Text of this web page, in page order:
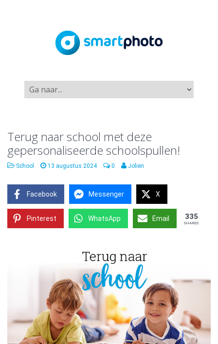
Terug naar school met deze
gepersonaliseerde schoolspullen!
School 13 augustus 2024 0 Jolien
Facebook Messenger X
Pinterest WhatsApp Email 335
SHARES